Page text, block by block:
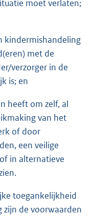
moet verlaten;
kindermishandeling
met de
verzorger in de
is; en
heeft om zelf, al
van het
of door
een veilige
in alternatieve
toegankelijkheid
zijn de voorwaarden